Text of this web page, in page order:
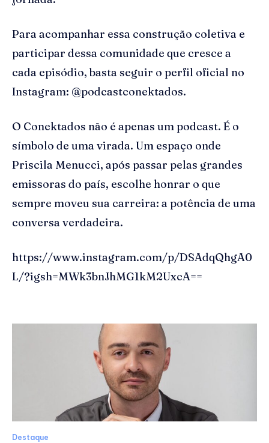
Para acompanhar essa construção coletiva e
participar dessa comunidade que cresce a
cada episódio, basta seguir o perfil oficial no
Instagram: @podcastconektados.
O Conektados não é apenas um podcast. É o
símbolo de uma virada. Um espaço onde
Priscila Menucci, após passar pelas grandes
emissoras do país, escolhe honrar o que
sempre moveu sua carreira: a potência de uma
conversa verdadeira.
https://www.instagram.com/p/DSAdqQhgA0
L/?igsh=MWk3bnJhMG1kM2UxcA==
Destaque